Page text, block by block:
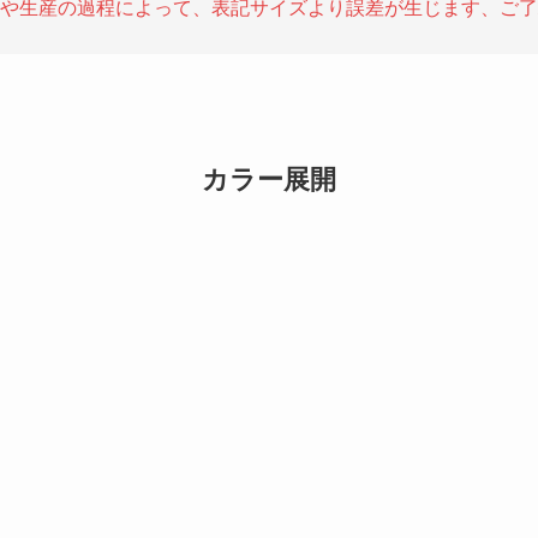
生産の過程によって、表記サイズより誤差が生じます、ご
カラー展開